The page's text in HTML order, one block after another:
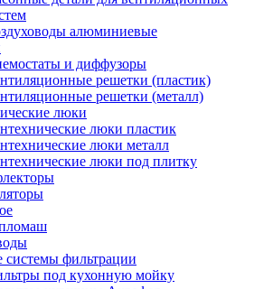
алюминиевые
и диффузоры
решетки (пластик)
решетки (металл)
люки
люки пластик
люки металл
люки под плитку
системы фильтрации
под кухонную мойку